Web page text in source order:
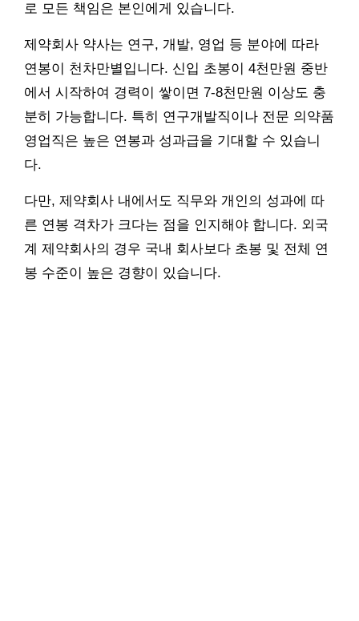
로 모든 책임은 본인에게 있습니다.
제약회사 약사는 연구, 개발, 영업 등 분야에 따라
연봉이 천차만별입니다. 신입 초봉이 4천만원 중반
에서 시작하여 경력이 쌓이면 7-8천만원 이상도 충
분히 가능합니다. 특히 연구개발직이나 전문 의약품
영업직은 높은 연봉과 성과급을 기대할 수 있습니
다.
다만, 제약회사 내에서도 직무와 개인의 성과에 따
른 연봉 격차가 크다는 점을 인지해야 합니다. 외국
계 제약회사의 경우 국내 회사보다 초봉 및 전체 연
봉 수준이 높은 경향이 있습니다.